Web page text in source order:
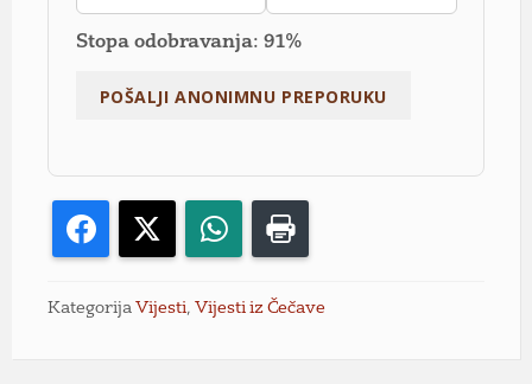
Stopa odobravanja: 91%
Facebook WhatsApp
Kategorija Vijesti, Vijesti iz Čečave